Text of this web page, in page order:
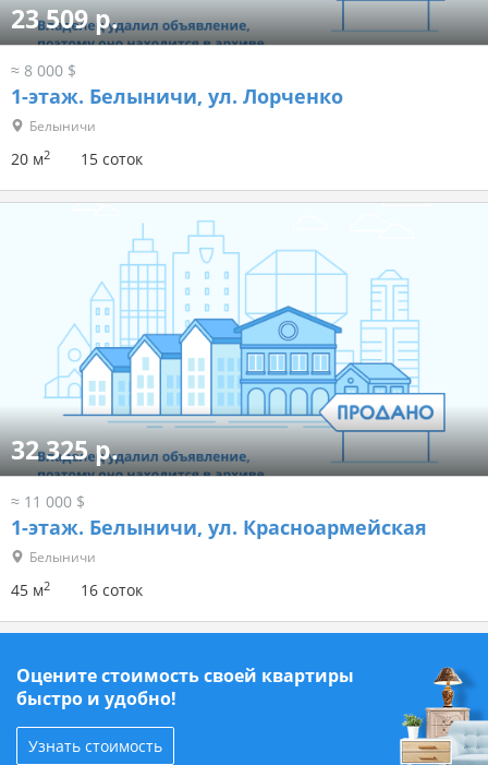
23 509 р.
≈ 8 000 $
1-этаж. Белыничи, ул. Лорченко
Белыничи
20 м2 15 соток
32 325 р.
≈ 11 000 $
1-этаж. Белыничи, ул. Красноармейская
Белыничи
45 м2 16 соток
Оцените стоимость своей квартиры
быстро и удобно!
Узнать стоимость